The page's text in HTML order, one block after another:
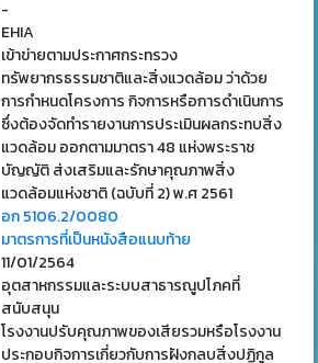
-
EHIA
เข้าข่ายตามประกาศกระทรวง
ทรัพยากรธรรมชาติและสิ่งแวดล้อม ว่าด้วย
การกำหนดโครงการ กิจการหรือการดำเนินการ
ซึ่งต้องจัดทำรายงานการประเมินผลกระทบสิ่ง
แวดล้อม ออกตามมาตรา 48 แห่งพระราช
บัญญัติ ส่งเสริมและรักษาคุณภาพสิ่ง
แวดล้อมแห่งชาติ (ฉบับที่ 2) พ.ศ 2561
อก 5106.2/0080
มาตรการที่เป็นหนังสือแนบท้าย
11/01/2564
อุตสาหกรรมและระบบสาธารณูปโภคที่
สนับสนุน
โรงงานปรับคุณภาพของเสียรวมหรือโรงงาน
ประกอบกิจการเกี่ยวกับการฝังกลบสิ่งปฏิกูล